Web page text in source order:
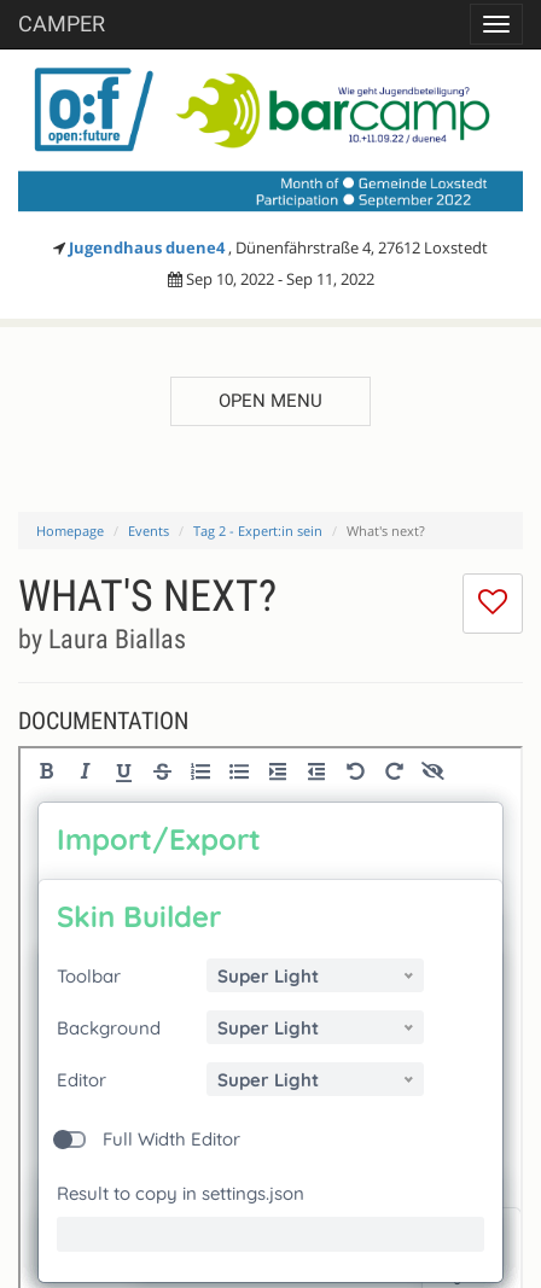
CAMPER
Jugendhaus duene4 , Dünenfährstraße 4, 27612 Loxstedt
Sep 10, 2022 - Sep 11, 2022
OPEN MENU
Homepage Events Tag 2 - Expert:in sein What's next?
I
WHAT'S NEXT?
by Laura Biallas
DOCUMENTATION